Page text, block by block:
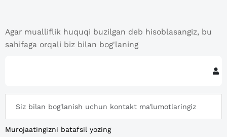
Agar mualliflik huquqi buzilgan deb hisoblasangiz, bu
sahifaga orqali biz bilan bog'laning
Murojaatingizni batafsil yozing